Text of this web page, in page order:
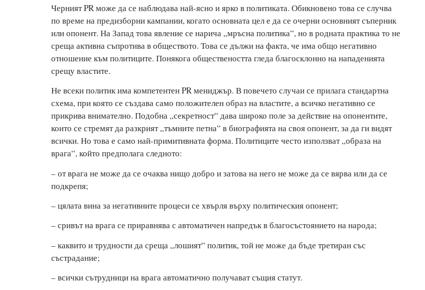
Черният PR може да се наблюдава най-ясно и ярко в политиката. Обикновено това се случва
по време на предизборни кампании, когато основната цел е да се очерни основният съперник
или опонент. На Запад това явление се нарича „мръсна политика“, но в родната практика то не
среща активна съпротива в обществото. Това се дължи на факта, че има общо негативно
отношение към политиците. Понякога обществеността гледа благосклонно на нападенията
срещу властите.
Не всеки политик има компетентен PR мениджър. В повечето случаи се прилага стандартна
схема, при която се създава само положителен образ на властите, а всичко негативно се
прикрива внимателно. Подобна „секретност“ дава широко поле за действие на опонентите,
които се стремят да разкрият „тъмните петна“ в биографията на своя опонент, за да ги видят
всички. Но това е само най-примитивната форма. Политиците често използват „образа на
врага“, който предполага следното:
– от врага не може да се очаква нищо добро и затова на него не може да се вярва или да се
подкрепя;
– цялата вина за негативните процеси се хвърля върху политическия опонент;
– сривът на врага се приравнява с автоматичен напредък в благосъстоянието на народа;
– каквито и трудности да среща „лошият“ политик, той не може да бъде третиран със
състрадание;
– всички сътрудници на врага автоматично получават същия статут.